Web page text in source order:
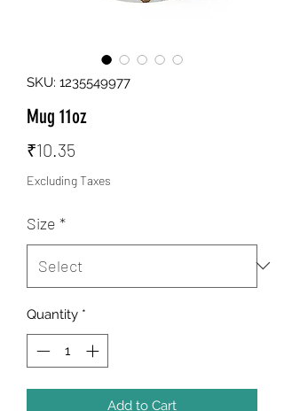
SKU: 1235549977
Mug 11oz
₹10.35
Excluding Taxes
Size *
Quantity *
Add to Cart